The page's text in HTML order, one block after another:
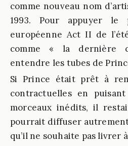
comme nouveau nom
1993. Pour appuyer le
européenne Act II de
comme « la dernière
entendre les tubes de
Si Prince était prêt à
contractuelles en
morceaux inédits, il
pourrait diffuser
qu’il ne souhaite pas livrer